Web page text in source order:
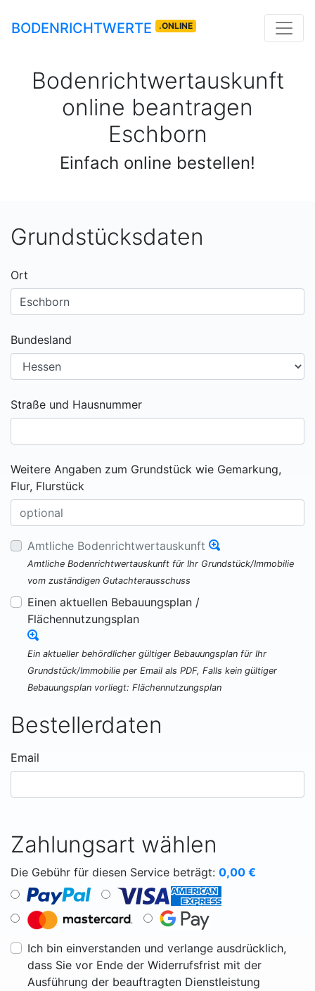
BODENRICHTWERTE .ONLINE
Bodenrichtwertauskunft
online beantragen
Eschborn
Einfach online bestellen!
Grundstücksdaten
Ort
Bundesland
Straße und Hausnummer
Weitere Angaben zum Grundstück wie Gemarkung,
Flur, Flurstück
Amtliche Bodenrichtwertauskunft
Amtliche Bodenrichtwertauskunft für Ihr Grundstück/Immobilie
vom zuständigen Gutachterausschuss
Einen aktuellen Bebauungsplan /
Flächennutzungsplan
Ein aktueller behördlicher gültiger Bebauungsplan für Ihr
Grundstück/Immobilie per Email als PDF, Falls kein gültiger
Bebauungsplan vorliegt: Flächennutzungsplan
Bestellerdaten
Email
Zahlungsart wählen
Die Gebühr für diesen Service beträgt: 0,00 €
Ich bin einverstanden und verlange ausdrücklich,
dass Sie vor Ende der Widerrufsfrist mit der
Ausführung der beauftragten Dienstleistung